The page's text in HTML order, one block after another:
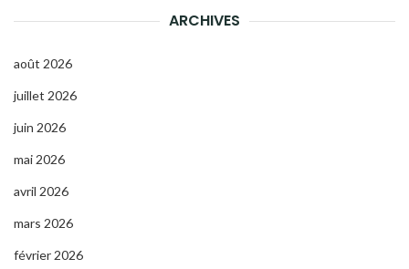
ARCHIVES
août 2026
juillet 2026
juin 2026
mai 2026
avril 2026
mars 2026
février 2026